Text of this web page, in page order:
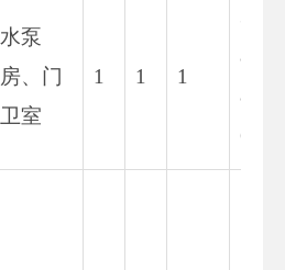
水泵
房、门
卫室
1 1 1
8.
8
6